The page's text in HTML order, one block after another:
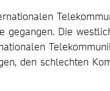
gegangen. Die
den schlechten